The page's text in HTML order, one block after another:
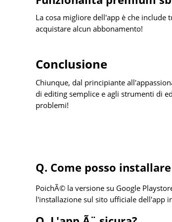
La cosa migliore dell'app è che
acquistare alcun abbonamento!
Conclusione
Chiunque, dal principiante
di editing semplice e agli strumenti di
problemi!
Q. Come posso
PoichÃ© la versione su Google
l'installazione sul sito ufficiale dell'app